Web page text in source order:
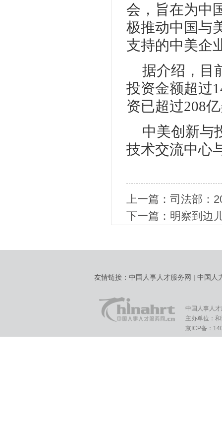
会，旨在为中
极推动中国与
支持的中美企
据介绍，目
投资金额超过
资已超过208
中美创新与
技术交流中心
上一篇： 司法部：
下一篇： 明察到边
友情链接： 中国人事人才服务网 | 中国人
中国人事人
主办单位：
京ICP备：